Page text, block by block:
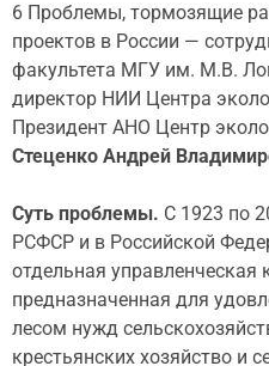
6 Проблемы, тормозящие
проектов в России —
факультета МГУ им. М.В.
директор НИИ Центра
Президент АНО Центр
Стеценко Андрей
Суть проблемы. С 1923 по
РСФСР и в Российской
отдельная управленческая
предназначенная для
лесом нужд
крестьянских хозяйство и